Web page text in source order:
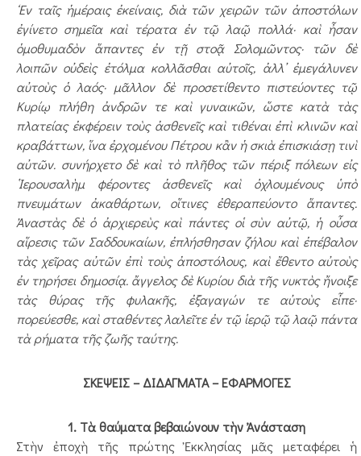
‘Eν ταῖς ἡμέραις ἐκείναις, διὰ τῶν χειρῶν τῶν ἀποστόλων
ἐγίνετο σημεῖα καὶ τέρατα ἐν τῷ λαῷ πολλά· καὶ ἦσαν
ὁμοθυμαδὸν ἅπαντες ἐν τῇ στοᾷ Σολομῶντος· τῶν δὲ
λοιπῶν οὐδεὶς ἐτόλμα κολλᾶσθαι αὐτοῖς, ἀλλ᾿ ἐμεγάλυνεν
αὐτοὺς ὁ λαός· μᾶλλον δὲ προσετίθεντο πιστεύοντες τῷ
Κυρίῳ πλήθη ἀνδρῶν τε καὶ γυναικῶν, ὥστε κατὰ τὰς
πλατείας ἐκφέρειν τοὺς ἀσθενεῖς καὶ τιθέναι ἐπὶ κλινῶν καὶ
κραβάττων, ἵνα ἐρχομένου Πέτρου κἂν ἡ σκιὰ ἐπισκιάσῃ τινὶ
αὐτῶν. συνήρχετο δὲ καὶ τὸ πλῆθος τῶν πέριξ πόλεων εἰς
῾Ιερουσαλὴμ φέροντες ἀσθενεῖς καὶ ὀχλουμένους ὑπὸ
πνευμάτων ἀκαθάρτων, οἵτινες ἐθεραπεύοντο ἅπαντες.
Ἀναστὰς δὲ ὁ ἀρχιερεὺς καὶ πάντες οἱ σὺν αὐτῷ, ἡ οὖσα
αἵρεσις τῶν Σαδδουκαίων, ἐπλήσθησαν ζήλου καὶ ἐπέβαλον
τὰς χεῖρας αὐτῶν ἐπὶ τοὺς ἀποστόλους, καὶ ἔθεντο αὐτοὺς
ἐν τηρή­σει δημοσίᾳ. ἄγγελος δὲ Κυρίου διὰ τῆς νυκτὸς ἤνοιξε
τὰς θύρας τῆς φυλακῆς, ἐξαγαγών τε αὐτοὺς εἶπε·
πορεύεσθε, καὶ σταθέντες λαλεῖτε ἐν τῷ ἱερῷ τῷ λαῷ πάντα
τὰ ρήματα τῆς ζωῆς ταύτης.
ΣΚΕΨΕΙΣ – ΔΙΔΑΓΜΑΤΑ – ΕΦΑΡΜΟΓΕΣ
1. Τὰ θαύματα βεβαιώνουν τὴν Ἀνάσταση
Στὴν ἐποχὴ τῆς πρώτης Ἐκκλησίας μᾶς μεταφέρει ἡ